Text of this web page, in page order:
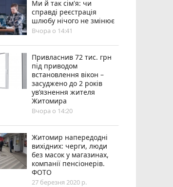
Ми й так сім'я: чи
справді реєстрація
шлюбу нічого не змінює
Вчора о 14:41
Привласнив 72 тис. грн
під приводом
встановлення вікон –
засуджено до 2 років
ув’язнення жителя
Житомира
Вчора о 14:20
Житомир напередодні
вихідних: черги, люди
без масок у магазинах,
компанії пенсіонерів.
ФОТО
27 березня 2020 р.